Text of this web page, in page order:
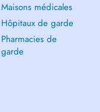
Maisons médicales
Hôpitaux de garde
Pharmacies de
garde